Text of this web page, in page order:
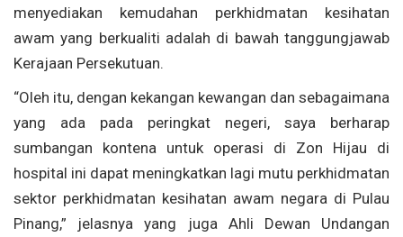
menyediakan kemudahan perkhidmatan kesihatan
awam yang berkualiti adalah di bawah tanggungjawab
Kerajaan Persekutuan.
“Oleh itu, dengan kekangan kewangan dan sebagaimana
yang ada pada peringkat negeri, saya berharap
sumbangan kontena untuk operasi di Zon Hijau di
hospital ini dapat meningkatkan lagi mutu perkhidmatan
sektor perkhidmatan kesihatan awam negara di Pulau
Pinang,” jelasnya yang juga Ahli Dewan Undangan